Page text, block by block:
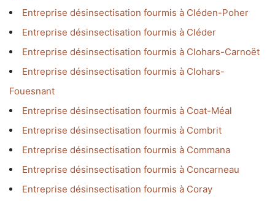
Entreprise désinsectisation fourmis à Cléden-Poher
Entreprise désinsectisation fourmis à Cléder
Entreprise désinsectisation fourmis à Clohars-Carnoët
Entreprise désinsectisation fourmis à Clohars-
Fouesnant
Entreprise désinsectisation fourmis à Coat-Méal
Entreprise désinsectisation fourmis à Combrit
Entreprise désinsectisation fourmis à Commana
Entreprise désinsectisation fourmis à Concarneau
Entreprise désinsectisation fourmis à Coray